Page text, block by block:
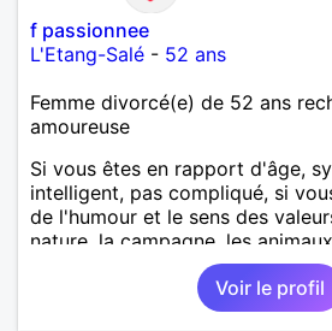
f passionnee
L'Etang-Salé - 52 ans
Femme divorcé(e) de 52 ans
amoureuse
Si vous êtes en rapport d'âge,
intelligent, pas compliqué, si
de l'humour et le sens des
nature, la campagne, les
s'entendre, du coup n'hésitez
Voir le profil